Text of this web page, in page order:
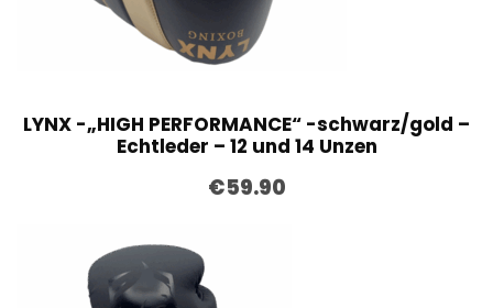
LYNX -„HIGH PERFORMANCE“ -schwarz/gold –
Echtleder – 12 und 14 Unzen
€59.90